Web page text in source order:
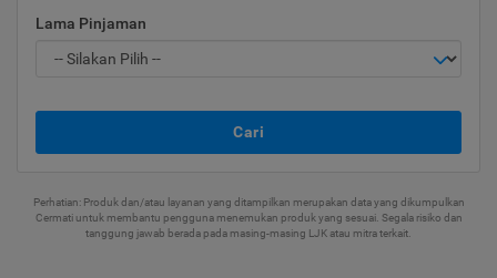
Lama Pinjaman
Cari
Perhatian: Produk dan/atau layanan yang ditampilkan merupakan data yang dikumpulkan
Cermati untuk membantu pengguna menemukan produk yang sesuai. Segala risiko dan
tanggung jawab berada pada masing-masing LJK atau mitra terkait.